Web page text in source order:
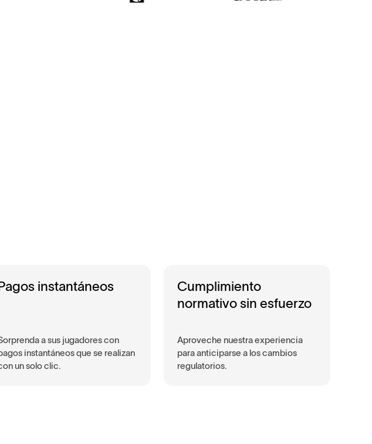
instantáneos
a sus jugadores con
instantáneos que se realizan
un solo clic.
Cumplimiento
normativo sin esfuerzo
Aproveche nuestra experiencia
para anticiparse a los cambios
regulatorios.